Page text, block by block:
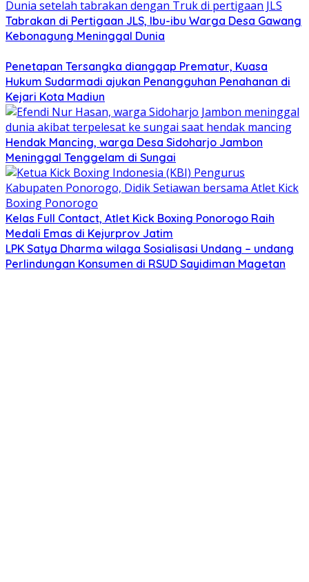
Tabrakan di Pertigaan JLS, Ibu-ibu Warga Desa Gawang
Kebonagung Meninggal Dunia
Penetapan Tersangka dianggap Prematur, Kuasa
Hukum Sudarmadi ajukan Penangguhan Penahanan di
Kejari Kota Madiun
Hendak Mancing, warga Desa Sidoharjo Jambon
Meninggal Tenggelam di Sungai
Kelas Full Contact, Atlet Kick Boxing Ponorogo Raih
Medali Emas di Kejurprov Jatim
LPK Satya Dharma wilaga Sosialisasi Undang – undang
Perlindungan Konsumen di RSUD Sayidiman Magetan